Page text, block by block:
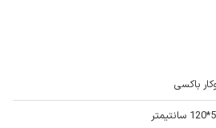
باکسی